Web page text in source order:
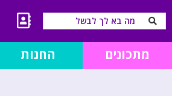
מתכונים החנות